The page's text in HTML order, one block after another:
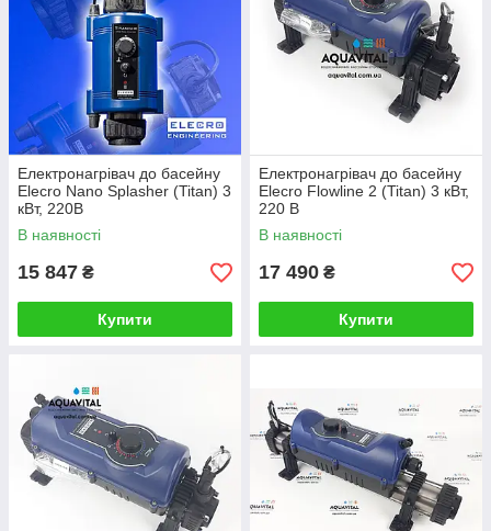
Каталог електронагрівачів для басейнів
Каталог включає великий асортимент електронагрівачів для
басейнів в нержавіючому і пластиковому корпусі.
Автоматична система відключення вбереже ваш агрегат від
перегріву і поломки. Всі вони відрізняються надійністю і
довговічністю.
Електронагрівач до басейну
Elecro Nano Splasher (Titan) 3
кВт, 220В
В наявності
15 847 ₴
Купити
Електронагрівач до басейну
Elecro Flowline 2 (Titan) 3 кВт,
220 В
В наявності
17 490 ₴
Купити